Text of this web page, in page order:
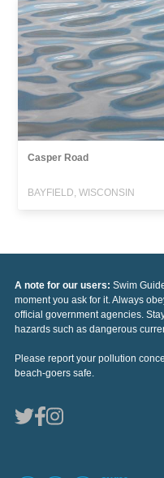
Casper Road
BAYFIELD, WISCONSIN
A note for our users: Swim
moment you ask for it. Always
official government agencies.
hazards such as dangerous
Please report your pollution
beach-goers safe.